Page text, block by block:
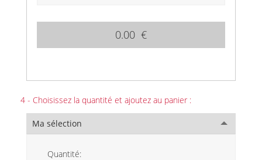
0.00 €
4 - Choisissez la quantité et ajoutez au panier :
Ma sélection
Quantité: